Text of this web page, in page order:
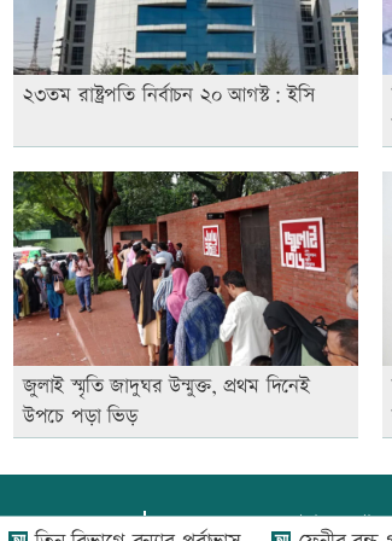
২৩তম রাষ্ট্রপতি নির্বাচন ২০ আগস্ট: ইসি
জুলাই স্মৃতি জাদুঘর উন্মুক্ত, প্রথম দিনেই
উপচে পড়া ভিড়
প্রধান